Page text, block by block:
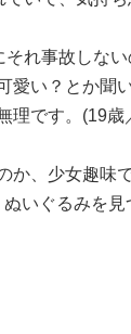
れ事故しな
愛い？とか聞
理です。(19
か、少女趣味
いぐるみを